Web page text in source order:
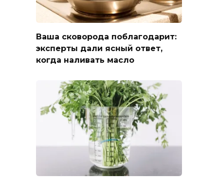
Ваша сковорода поблагодарит:
эксперты дали ясный ответ,
когда наливать масло